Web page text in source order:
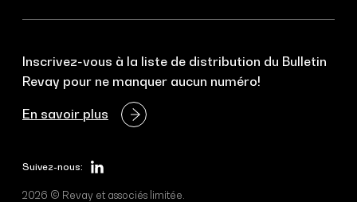
Inscrivez-vous à la liste de distribution du Bulletin
Revay pour ne manquer aucun numéro!
En savoir plus
Suivez-nous:
2026 © Revay et associés limitée.